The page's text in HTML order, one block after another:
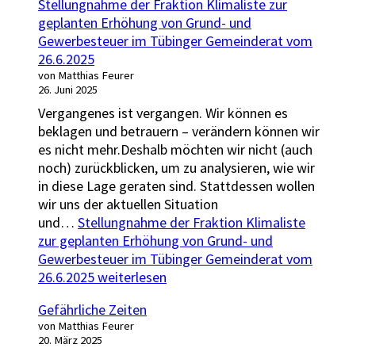
Stellungnahme der Fraktion Klimaliste zur
geplanten Erhöhung von Grund- und
Gewerbesteuer im Tübinger Gemeinderat vom
26.6.2025
von Matthias Feurer
26. Juni 2025
Vergangenes ist vergangen. Wir können es
beklagen und betrauern – verändern können wir
es nicht mehr.Deshalb möchten wir nicht (auch
noch) zurückblicken, um zu analysieren, wie wir
in diese Lage geraten sind. Stattdessen wollen
wir uns der aktuellen Situation
und… Stellungnahme der Fraktion Klimaliste
zur geplanten Erhöhung von Grund- und
Gewerbesteuer im Tübinger Gemeinderat vom
26.6.2025weiterlesen
Gefährliche Zeiten
von Matthias Feurer
20. März 2025